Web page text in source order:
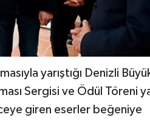
yarıştığı Denizli
Sergisi ve Ödül Töreni
giren eserler beğeniye